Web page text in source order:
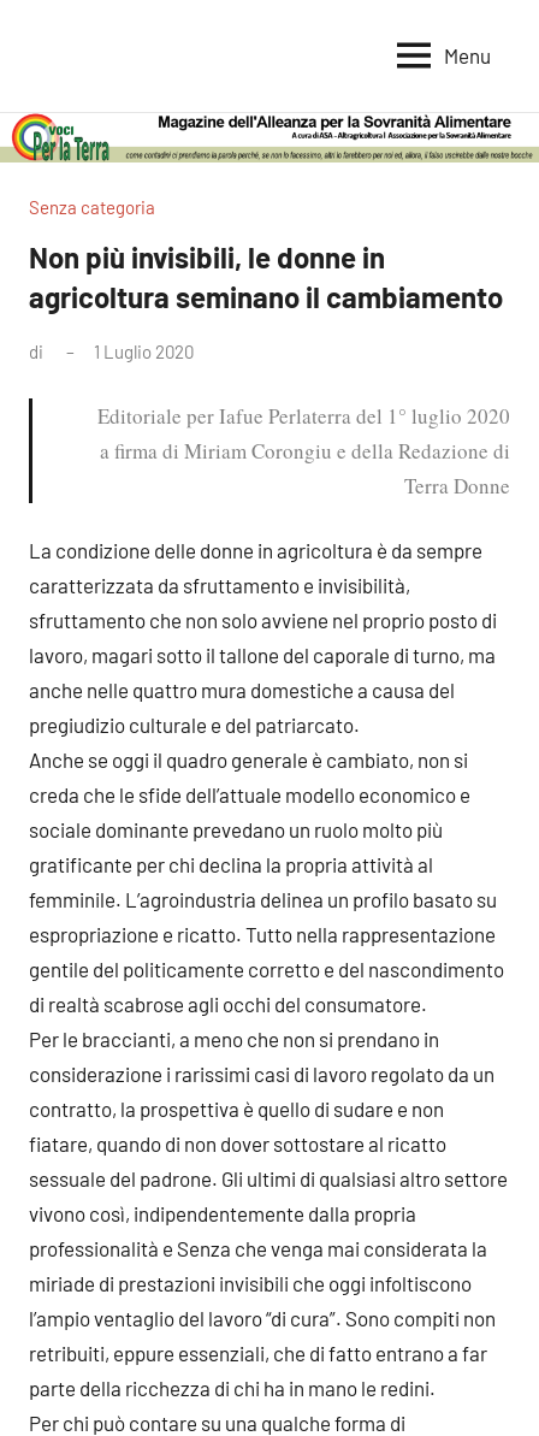
per
la
Terra
per
la
Alimentare
Menu
Senza categoria
Non più invisibili, le donne in
agricoltura seminano il cambiamento
di 1 Luglio 2020
Editoriale per Iafue Perlaterra del 1° luglio 2020
a firma di Miriam Corongiu e della Redazione di
Terra Donne
La condizione delle donne in agricoltura è da sempre
caratterizzata da sfruttamento e invisibilità,
sfruttamento che non solo avviene nel proprio posto di
lavoro, magari sotto il tallone del caporale di turno, ma
anche nelle quattro mura domestiche a causa del
pregiudizio culturale e del patriarcato.
Anche se oggi il quadro generale è cambiato, non si
creda che le sfide dell’attuale modello economico e
sociale dominante prevedano un ruolo molto più
gratificante per chi declina la propria attività al
femminile. L’agroindustria delinea un profilo basato su
espropriazione e ricatto. Tutto nella rappresentazione
gentile del politicamente corretto e del nascondimento
di realtà scabrose agli occhi del consumatore.
Per le braccianti, a meno che non si prendano in
considerazione i rarissimi casi di lavoro regolato da un
contratto, la prospettiva è quello di sudare e non
fiatare, quando di non dover sottostare al ricatto
sessuale del padrone. Gli ultimi di qualsiasi altro settore
vivono così, indipendentemente dalla propria
professionalità e Senza che venga mai considerata la
miriade di prestazioni invisibili che oggi infoltiscono
l’ampio ventaglio del lavoro “di cura”. Sono compiti non
retribuiti, eppure essenziali, che di fatto entrano a far
parte della ricchezza di chi ha in mano le redini.
Per chi può contare su una qualche forma di